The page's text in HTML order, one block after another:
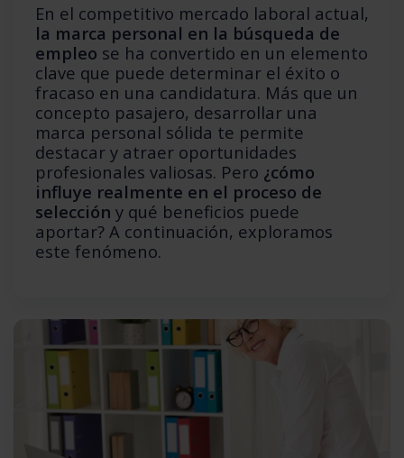
En el competitivo mercado laboral actual,
la marca personal en la búsqueda de
empleo se ha convertido en un elemento
clave que puede determinar el éxito o
fracaso en una candidatura. Más que un
concepto pasajero, desarrollar una
marca personal sólida te permite
destacar y atraer oportunidades
profesionales valiosas. Pero ¿cómo
influye realmente en el proceso de
selección y qué beneficios puede
aportar? A continuación, exploramos
este fenómeno.